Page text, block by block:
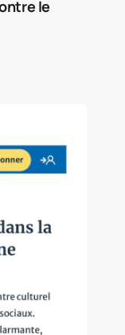
le